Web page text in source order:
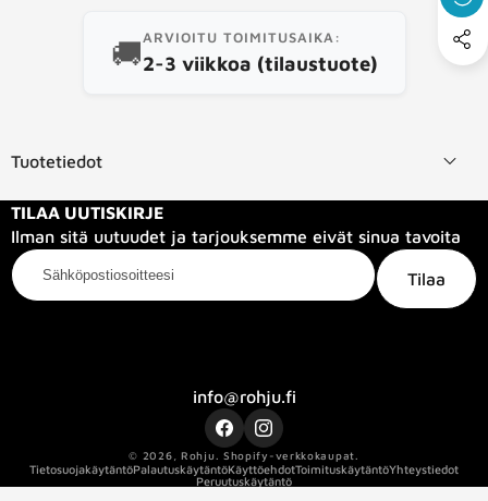
🚚ARVIOITU TOIMITUSAIKA:
2-3 viikkoa (tilaustuote)
Tuotetiedot
TILAA UUTISKIRJE
Ilman sitä uutuudet ja tarjouksemme eivät sinua tavoita
Sähköpostiosoitteesi
Tilaa
info@rohju.fi
FacebookInstagram
© 2026, Rohju Shopify-verkkokaupat.
TietosuojakäytäntöPalautuskäytäntöKäyttöehdotToimituskäytäntöYhteystiedot
Peruutuskäytäntö